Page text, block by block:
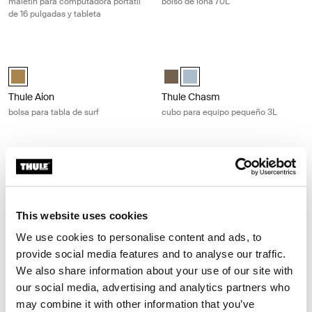
This website uses cookies
We use cookies to personalise content and ads, to
provide social media features and to analyse our traffic.
We also share information about your use of our site with
our social media, advertising and analytics partners who
may combine it with other information that you’ve
de 16 pulgadas y tableta
Thule Aion surfboard bag Nutria brown (selected)
Thule Aion
bolsa para tabla de surf
Thule Chasm small gear cube
Thule Chasm small gear
Thule Chasm
cubo para equipo pequeño 3L
Thule levelers niveladores de parque negro Black
Black (selected)
niveladores de parque negro
Thule Crossover 2 maleta de
Thule Crossover 2 convertible
Thule bassinet moisés Black
Thule bassinet Taupe velado
Thule bassinet Pizarra oscura
Thule bassinet Azul medio
Thule bassinet Soft Beige
Thule bassinet Negro (selected)
Thule bassinet
moisés
Thule Pack 'n Pedal canasta para
Thule Pack 'n Pedal bike basket
Thule Pack 'n Pedal
canasta para bicicleta negra